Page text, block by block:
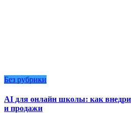
Без рубрики
AI для онлайн школы: как
и продажи